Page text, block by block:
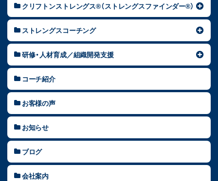
クリフトンストレングス®（ストレングスファインダー®）
ストレングスコーチング
研修・人材育成／組織開発支援
コーチ紹介
お客様の声
お知らせ
ブログ
会社案内